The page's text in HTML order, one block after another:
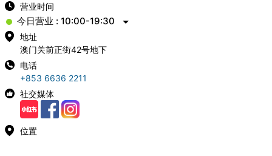
营业时间
今日营业 : 10:00-19:30
地址
澳门关前正街42号地下
电话
+853 6636 2211
社交媒体
位置